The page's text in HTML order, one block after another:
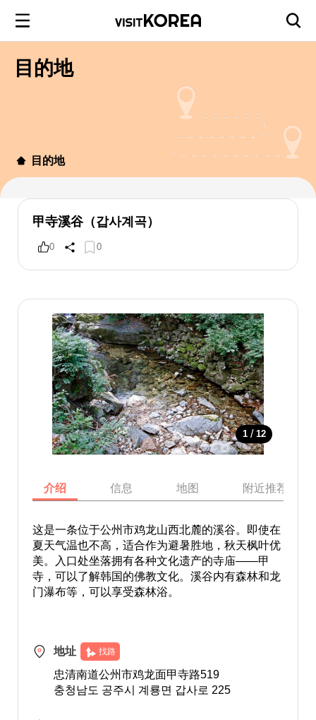
目的地
目的地
甲寺溪谷（갑사계곡）
0 0
1 / 12
介绍 信息 地图 附近推荐景点
这是一条位于公州市鸡龙山西北麓的溪谷。即使在
夏天气温也不高，适合作为避暑胜地，秋天枫叶优
美。入口处坐落拥有各种文化遗产的寺庙——甲
寺，可以了解韩国的佛教文化。溪谷内有森林和龙
门瀑布等，可以享受森林浴。
地址 找路
忠清南道公州市鸡龙面甲寺路519
충청남도 공주시 계룡면 갑사로 225